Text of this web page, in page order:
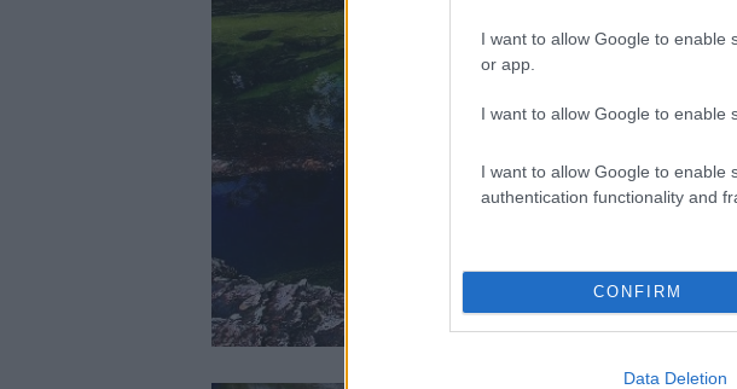
I want to allow Google to enable
or app.
I want to allow Google to enable
I want to allow Google to enable
authentication functionality and
CONFIRM
Data Deletion